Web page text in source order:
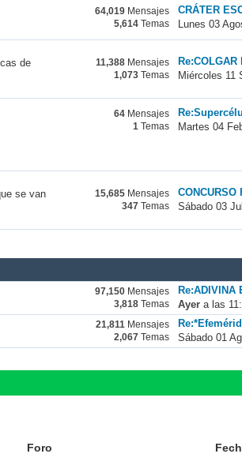
64,019 Mensajes
5,614 Temas
CRÁTER
Lunes 03
de
11,388 Mensajes
1,073 Temas
Re:COLGAR
Miércoles 11
64 Mensajes
1 Temas
Martes 04
se van
15,685 Mensajes
347
Temas
CONCURSO
Sábado 03
97,150 Mensajes
3,818 Temas
Re:ADIVINA
Ayer a las
21,811 Mensajes
2,067
Temas
Sábado 01
Foro